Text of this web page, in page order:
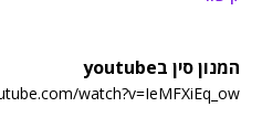
המנון סין בyoutube
watch?v=IeMFXiEq_ow